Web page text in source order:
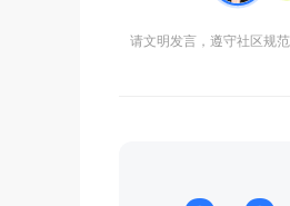
请文明发言，遵守社区规范